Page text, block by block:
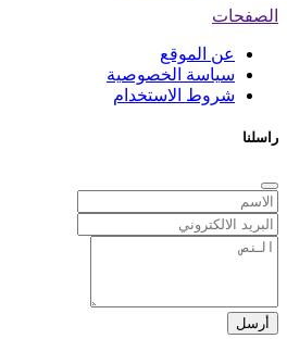
الصفحات
عن الموقع
سياسة الخصوصية
شروط الاستخدام
راسلنا
أرسل